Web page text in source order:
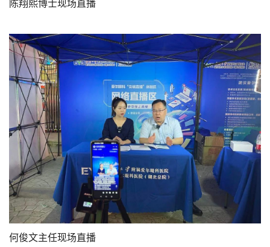
​陈翔熙博士现场直播
​何俊文主任现场直播